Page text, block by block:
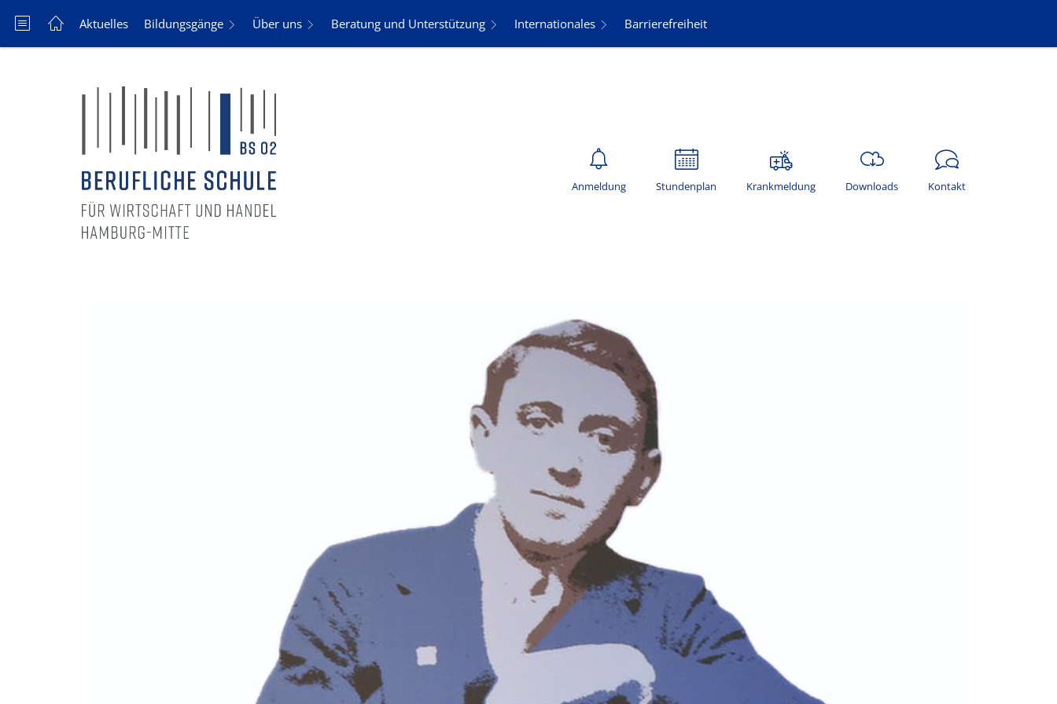
Aktuelles Bildungsgänge Über uns Beratung und Unterstützung Internationales Barrierefreiheit
Anmeldung Stundenplan Krankmeldung Downloads Kontakt